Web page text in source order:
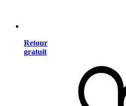
Retour
gratuit